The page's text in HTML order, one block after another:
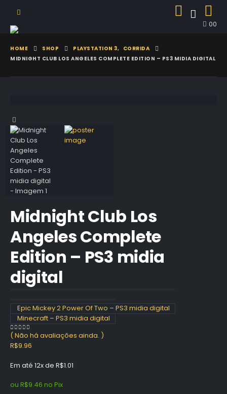
00
HOME SHOP PLAYSTATION 3, CORRIDA
MIDNIGHT CLUB LOS ANGELES COMPLETE EDITION – PS3 MIDIA DIGITAL
Midnight Club Los
Angeles Complete
Edition – PS3 midia
digital
Epic Mickey 2 Power Of Two – PS3 midia digital
Minecraft – PS3 midia digital
0 out of 5
( Não há avaliações ainda. )
R$9.96
Em até 12x de R$1.01
ou R$9.46 no Pix